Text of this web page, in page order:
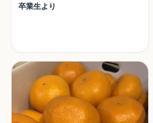
卒業生より